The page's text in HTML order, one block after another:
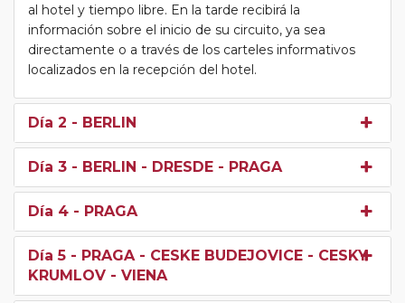
al hotel y tiempo libre. En la tarde recibirá la
información sobre el inicio de su circuito, ya sea
directamente o a través de los carteles informativos
localizados en la recepción del hotel.
Día 2 - BERLIN
Día 3 - BERLIN - DRESDE - PRAGA
Día 4 - PRAGA
Día 5 - PRAGA - CESKE BUDEJOVICE - CESKY
KRUMLOV - VIENA